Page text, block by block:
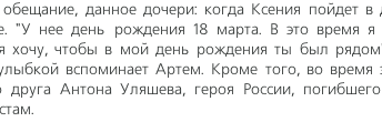
данное дочери: когда Ксения пойдет в
"У нее день рождения 18 марта. В это время
хочу, чтобы в мой день рождения ты был
вспоминает Артем. Кроме того, во время
друга Антона Уляшева, героя России,